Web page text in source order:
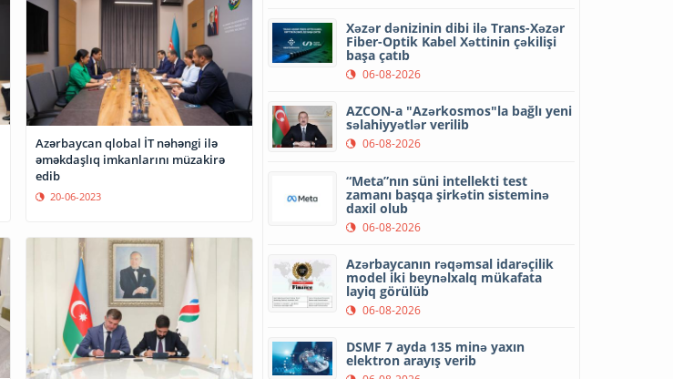
Azərbaycan qlobal İT nəhəngi ilə
əməkdaşlıq imkanlarını müzakirə
edib
20-06-2023
Xəzər dənizinin dibi ilə Trans-Xəzər
Fiber-Optik Kabel Xəttinin çəkilişi
başa çatıb
06-08-2026
AZCON-a "Azərkosmos"la bağlı yeni
səlahiyyətlər verilib
06-08-2026
“Meta”nın süni intellekti test
zamanı başqa şirkətin sisteminə
daxil olub
06-08-2026
Azərbaycanın rəqəmsal idarəçilik
model iki beynəlxalq mükafata
layiq görülüb
06-08-2026
DSMF 7 ayda 135 minə yaxın
elektron arayış verib